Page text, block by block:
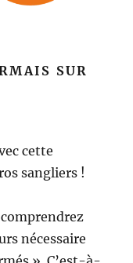
SUR
cette
sangliers !
nécessaire